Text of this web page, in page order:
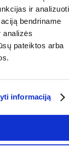
ir analizuoti
bendriname
analizės
pateiktos arba
informaciją